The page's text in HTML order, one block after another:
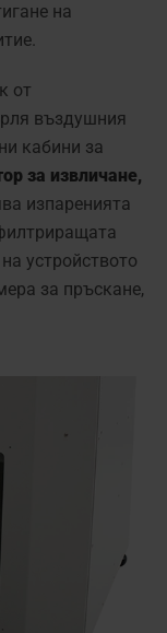
на
от
въздушния
кабини за
за извличане,
изпаренията
устройството
за пръскане,